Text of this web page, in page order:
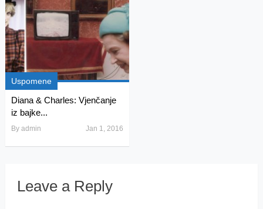
Uspomene
Diana & Charles: Vjenčanje
iz bajke...
By admin Jan 1, 2016
Leave a Reply